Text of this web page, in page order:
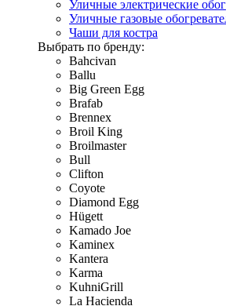
Уличные электрические
Уличные газовые
Чаши для костра
Выбрать по бренду:
Bahcivan
Ballu
Big Green Egg
Brafab
Brennex
Broil King
Broilmaster
Bull
Clifton
Coyote
Diamond Egg
Hügett
Kamado Joe
Kaminex
Kantera
Karma
KuhniGrill
La Hacienda